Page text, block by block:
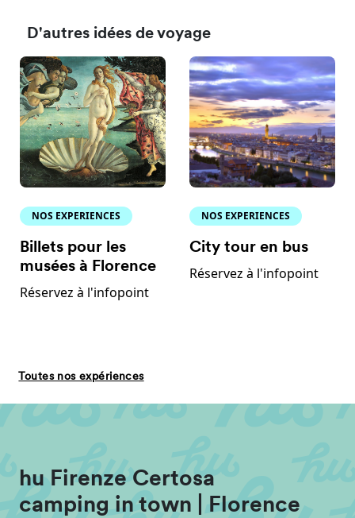
D'autres idées de voyage
NOS EXPERIENCES
Billets pour les
musées à Florence
Réservez à l'infopoint
NOS EXPERIENCES
City tour en bus
Réservez à l'infopoint
Toutes nos expériences
hu Firenze Certosa
camping in town | Florence